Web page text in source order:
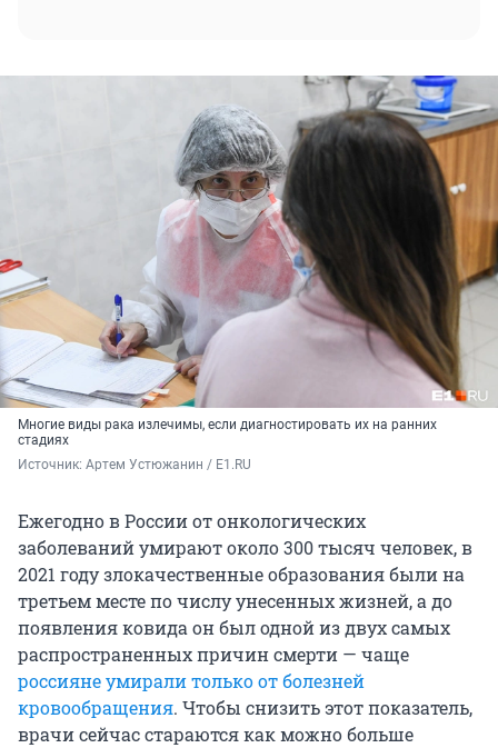
Многие виды рака излечимы, если диагностировать их на ранних
стадиях
Источник: Артем Устюжанин / E1.RU
Ежегодно в России от онкологических
заболеваний умирают около 300 тысяч человек, в
2021 году злокачественные образования были на
третьем месте по числу унесенных жизней, а до
появления ковида он был одной из двух самых
распространенных причин смерти — чаще
россияне умирали только от болезней
кровообращения. Чтобы снизить этот показатель,
врачи сейчас стараются как можно больше